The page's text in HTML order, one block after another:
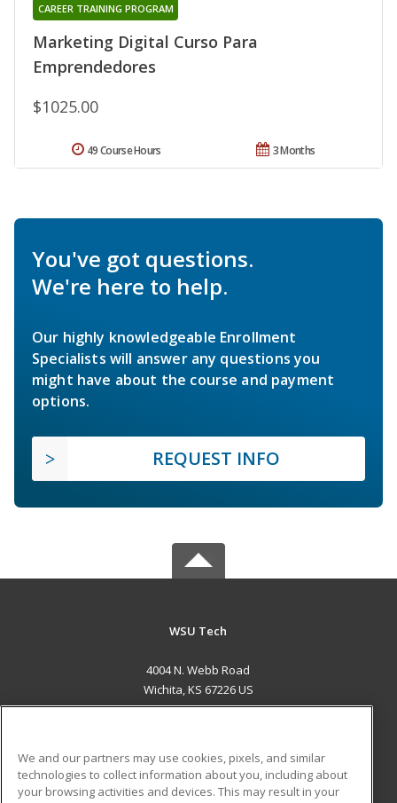
Marketing Digital Curso Para
Emprendedores
CAREER TRAINING PROGRAM
$1025.00
3 Months
49 Course Hours
You've got questions.
We're here to help.
Our highly knowledgeable Enrollment
Specialists will answer any questions you
might have about the course and payment
options.
REQUEST INFO
WSU Tech
4004 N. Webb Road
Wichita, KS 67226 US
ADDITIONAL RESOURCES
We and our partners may use cookies, pixels, and similar
technologies to collect information about you, including about
your browsing activities and devices. This may result in your